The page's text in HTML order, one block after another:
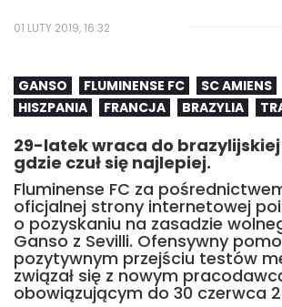
01 LUTY 2019, 16:32
GANSO FLUMINENSE FC SC AMIENS
HISZPANIA
FRANCJA BRAZYLIA
29-latek wraca do brazylijskiej
gdzie czuł się najlepiej.
Fluminense FC za
oficjalnej strony internetowej
o pozyskaniu na zasadzie
Ganso z Sevilli. Ofensywny
pozytywnym przejściu testów
związał się z nowym
obowiązującym do 30 czerwca